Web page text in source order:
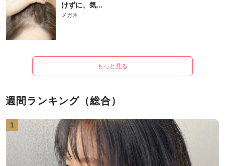
けずに、気...
メガネ
もっと見る
週間ランキング（総合）
1